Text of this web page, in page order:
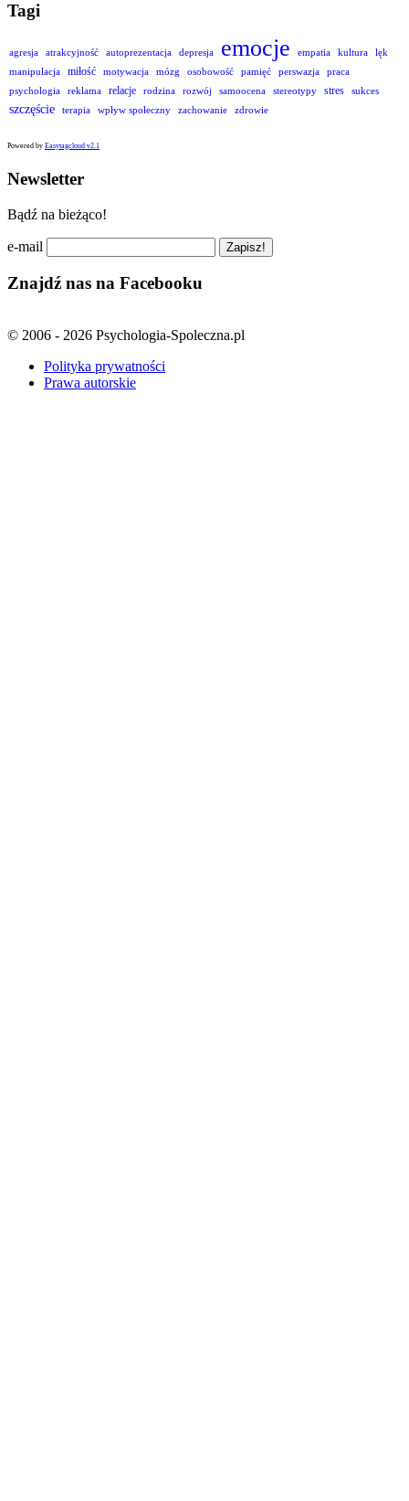
Tagi
agresja atrakcyjność autoprezentacja depresja emocje empatia kultura
lęk
manipulacja
miłość motywacja mózg osobowość pamięć perswazja
praca
psychologia
reklama relacje rodzina rozwój samoocena stereotypy stres sukces
szczęście terapia wpływ społeczny zachowanie zdrowie
Powered by Easytagcloud v2.1
Newsletter
Bądź na bieżąco!
e-mail
Znajdź nas na Facebooku
© 2006 - 2026 Psychologia-Spoleczna.pl
Polityka prywatności
Prawa autorskie